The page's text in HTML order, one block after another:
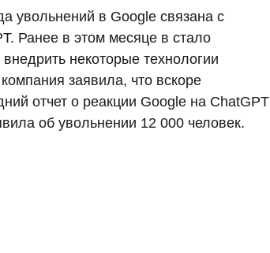
увольнений в Google связана с
Ранее в этом месяце в стало
некоторые технологии
заявила, что вскоре
отчет о реакции Google на ChatGPT
об увольнении 12 000 человек.